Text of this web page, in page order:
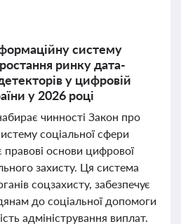
систему
ринку дата-
у цифровій
у 2026 році
чинності Закон про
соціальної сфери
основи цифрової
захисту. Ця система
соцзахисту, забезпечує
до соціальної допомоги
адміністрування виплат.